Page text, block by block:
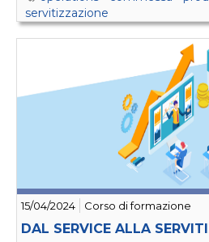
servitizzazione
15/04/2024 Corso di formazione
DAL SERVICE ALLA